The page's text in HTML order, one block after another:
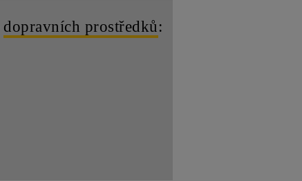
dopravních prostředků: